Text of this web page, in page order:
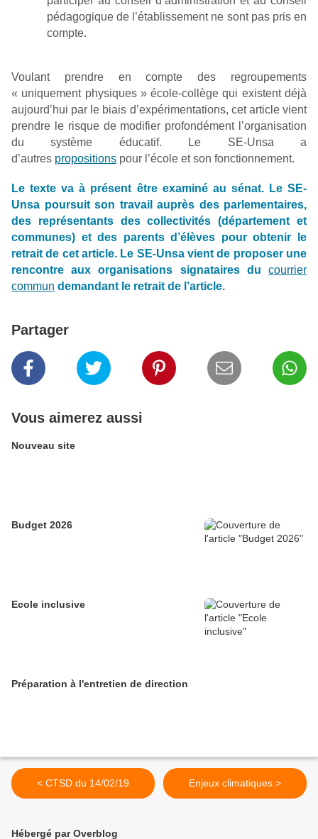
pédagogique de l’établissement ne sont pas pris en
compte.
Voulant prendre en compte des regroupements
« uniquement physiques » école-collège qui existent déjà
aujourd’hui par le biais d’expérimentations, cet article vient
prendre le risque de modifier profondément l’organisation
du système éducatif. Le SE-Unsa a
d’autres propositions pour l’école et son fonctionnement.
Le texte va à présent être examiné au sénat. Le SE-
Unsa poursuit son travail auprès des parlementaires,
des représentants des collectivités (département et
communes) et des parents d’élèves pour obtenir le
retrait de cet article. Le SE-Unsa vient de proposer une
rencontre aux organisations signataires du
courrier
commun demandant le retrait de l’article.
Partager
Vous aimerez aussi
Nouveau site
Budget 2026
Ecole inclusive
Préparation à l'entretien de direction
< CTSD du 14/02/19 Enjeux climatiques >
Hébergé par Overblog